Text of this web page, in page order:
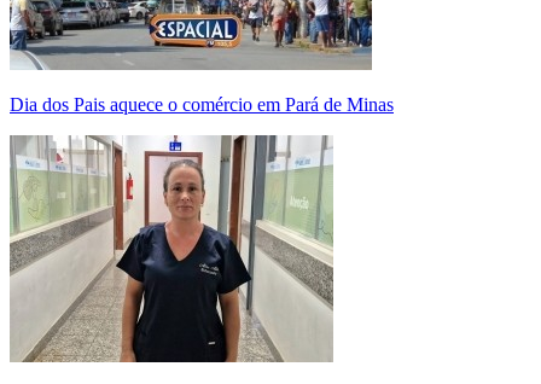
Dia dos Pais aquece o comércio em Pará de Minas